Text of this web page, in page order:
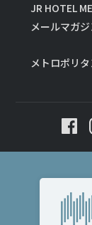
JR HOTEL
メールマガ
メトロポリ